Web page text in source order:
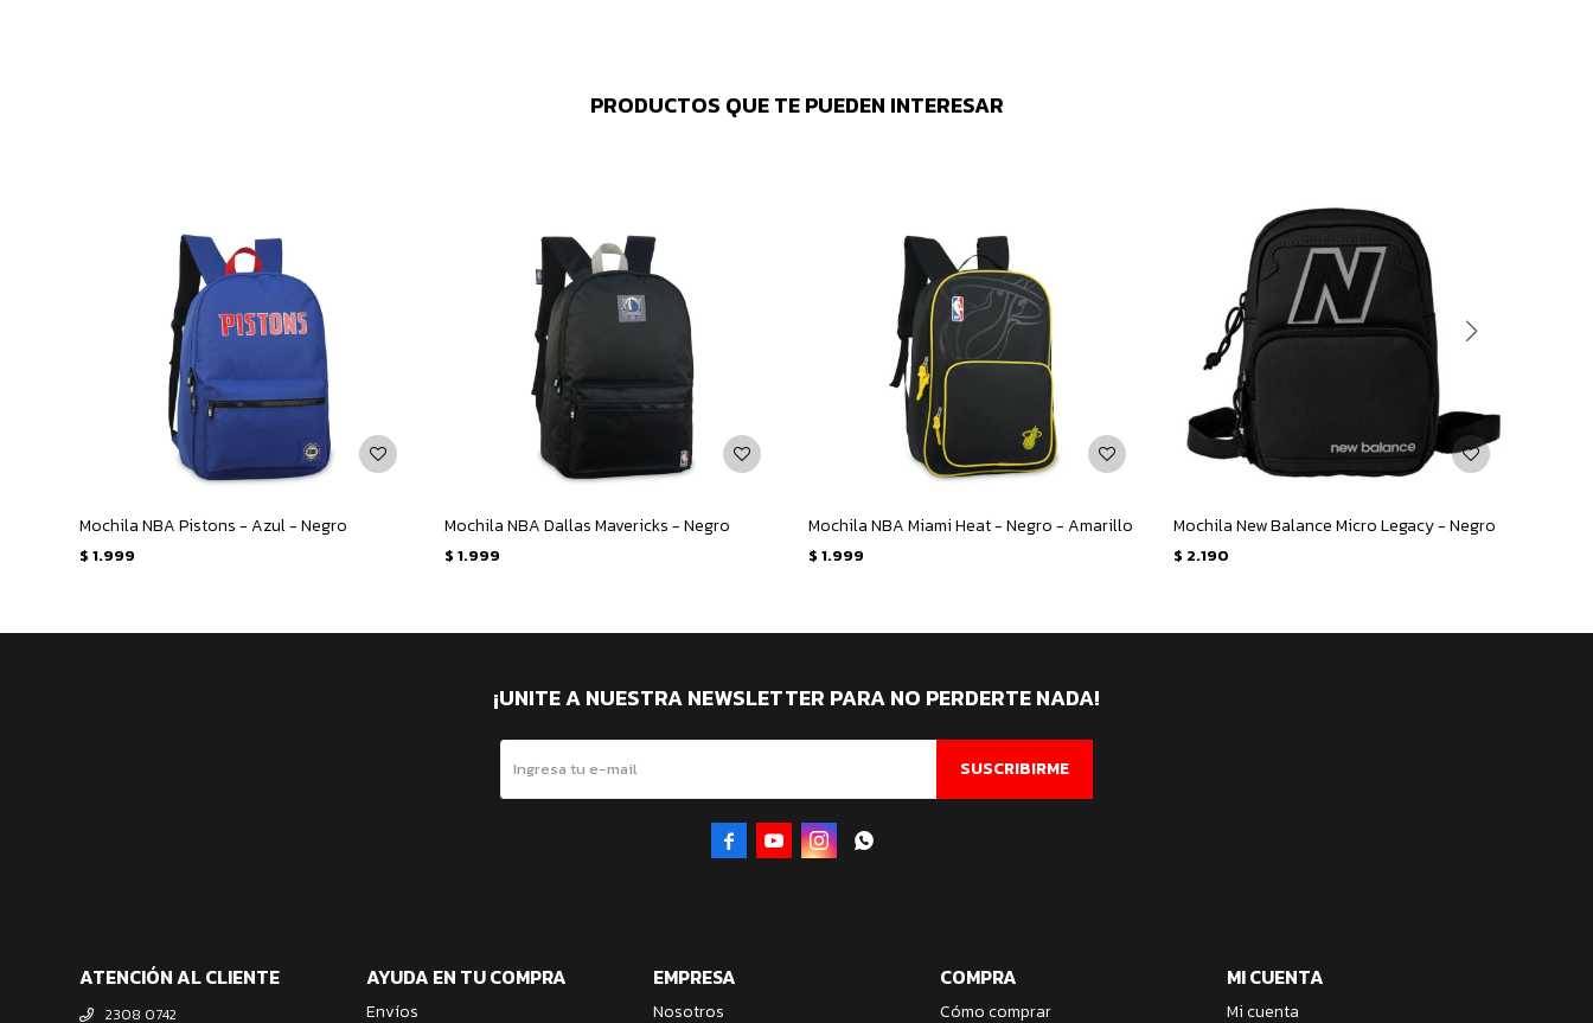
PRODUCTOS QUE TE PUEDEN INTERESAR
Mochila NBA Pistons - Azul - Negro
$ 1.999
Mochila NBA Dallas Mavericks - Negro
$ 1.999
Mochila NBA Miami Heat - Negro - Amarillo
$ 1.999
Mochila New Balance Micro Legacy - Negro
$ 2.190
ATENCIÓN AL CLIENTE
2308 0742
AYUDA EN TU COMPRA
Envíos
EMPRESA
Nosotros
COMPRA
Cómo comprar
MI CUENTA
Mi cuenta
¡UNITE A NUESTRA NEWSLETTER PARA NO PERDERTE NADA!
SUSCRIBIRME
   